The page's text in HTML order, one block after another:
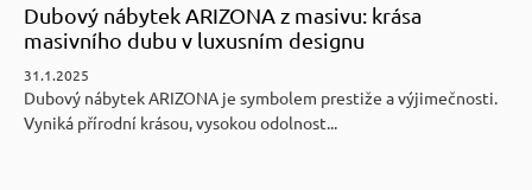
Dubový nábytek ARIZONA z masivu: krása
masivního dubu v luxusním designu
31.1.2025
Dubový nábytek ARIZONA je symbolem prestiže a výjimečnosti.
Vyniká přírodní krásou, vysokou odolnost...